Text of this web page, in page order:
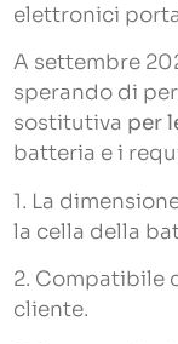
elettronici
A settembre
sperando di
sostitutiva per
batteria e i
1. La
la cella della
2. Compatibile
cliente.